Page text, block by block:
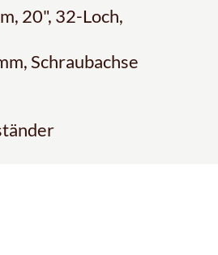
20", 32-Loch,
Schraubachse